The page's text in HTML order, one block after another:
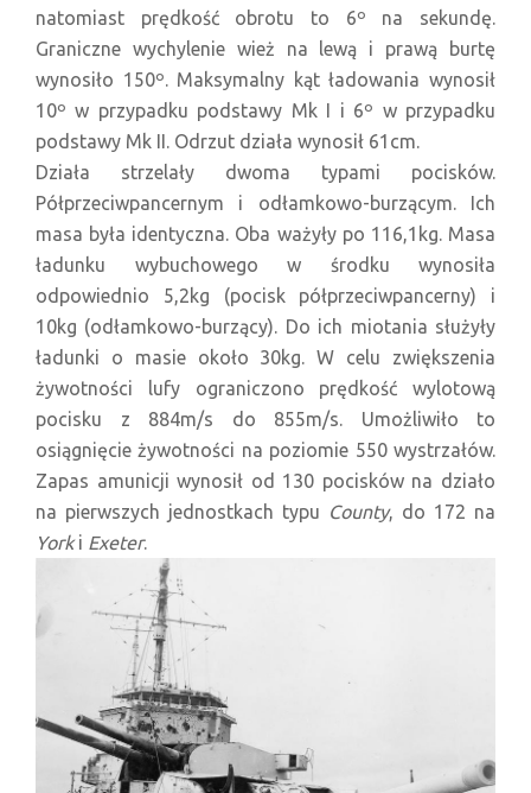
natomiast prędkość obrotu to 6º na sekundę.
Graniczne wychylenie wież na lewą i prawą burtę
wynosiło 150º. Maksymalny kąt ładowania wynosił
10º w przypadku podstawy Mk I i 6º w przypadku
podstawy Mk II. Odrzut działa wynosił 61cm.
Działa strzelały dwoma typami pocisków.
Półprzeciwpancernym i odłamkowo-burzącym. Ich
masa była identyczna. Oba ważyły po 116,1kg. Masa
ładunku wybuchowego w środku wynosiła
odpowiednio 5,2kg (pocisk półprzeciwpancerny) i
10kg (odłamkowo-burzący). Do ich miotania służyły
ładunki o masie około 30kg. W celu zwiększenia
żywotności lufy ograniczono prędkość wylotową
pocisku z 884m/s do 855m/s. Umożliwiło to
osiągnięcie żywotności na poziomie 550 wystrzałów.
Zapas amunicji wynosił od 130 pocisków na działo
na pierwszych jednostkach typu County, do 172 na
Yorki Exeter.